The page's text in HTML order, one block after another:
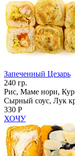
Запеченный Цезарь
240 гр.
Рис, Маме нори,
Сырный соус, Лук
330 Р
ХОЧУ